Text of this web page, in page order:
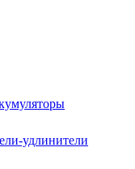
удлинители